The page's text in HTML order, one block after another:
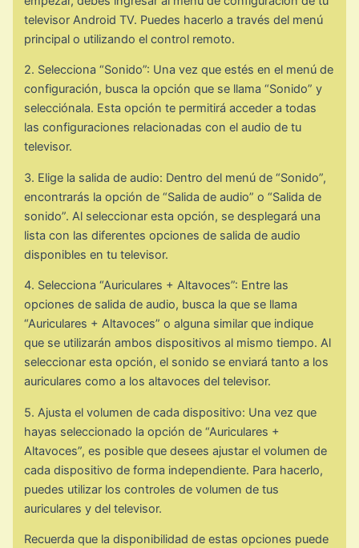
televisor Android TV. Puedes hacerlo a través del menú
principal o utilizando el control remoto.
2. Selecciona “Sonido”: Una vez que estés en el menú de
configuración, busca la opción que se llama “Sonido” y
selecciónala. Esta opción te permitirá acceder a todas
las configuraciones relacionadas con el audio de tu
televisor.
3. Elige la salida de audio: Dentro del menú de “Sonido”,
encontrarás la opción de “Salida de audio” o “Salida de
sonido”. Al seleccionar esta opción, se desplegará una
lista con las diferentes opciones de salida de audio
disponibles en tu televisor.
4. Selecciona “Auriculares + Altavoces”: Entre las
opciones de salida de audio, busca la que se llama
“Auriculares + Altavoces” o alguna similar que indique
que se utilizarán ambos dispositivos al mismo tiempo. Al
seleccionar esta opción, el sonido se enviará tanto a los
auriculares como a los altavoces del televisor.
5. Ajusta el volumen de cada dispositivo: Una vez que
hayas seleccionado la opción de “Auriculares +
Altavoces”, es posible que desees ajustar el volumen de
cada dispositivo de forma independiente. Para hacerlo,
puedes utilizar los controles de volumen de tus
auriculares y del televisor.
Recuerda que la disponibilidad de estas opciones puede